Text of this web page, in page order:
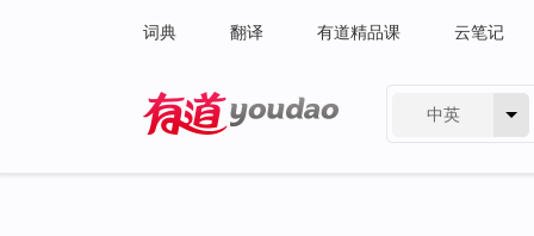
词典 翻译 有道精品课 云笔记
中英